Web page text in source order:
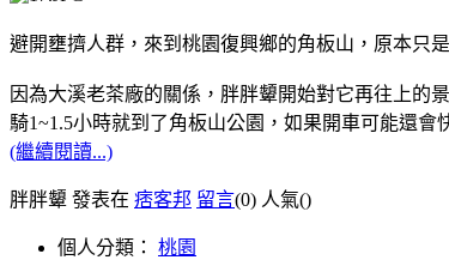
避開壅擠人群，來到桃園復興鄉的角板山，原本只
因為大溪老茶廠的關係，胖胖顰開始對它再往上的
騎1~1.5小時就到了角板山公園，如果開車可能還會
(繼續閱讀...)
胖胖顰 發表在 痞客邦 留言(0) 人氣()
個人分類： 桃園